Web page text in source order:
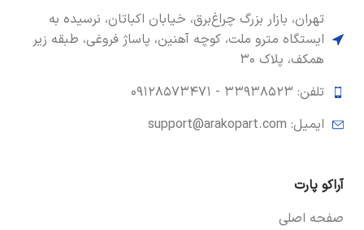
تهران، بازار بزرگ چراغ‌برق، خیابان اکباتان، نرسیده به
ایستگاه مترو ملت، کوچه آهنین، پاساژ فروغی، طبقه زیر
همکف، پلاک ۳۰
تلفن: ۳۳۹۳۸۵۲۳ -
۰۹۱۲۸۵۷۳۴۷۱
ایمیل: support@arakopart.com
آراکو پارت
صفحه اصلی